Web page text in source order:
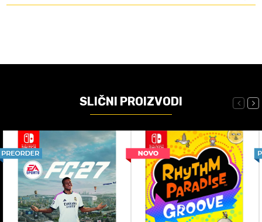
SLIČNI PROIZVODI